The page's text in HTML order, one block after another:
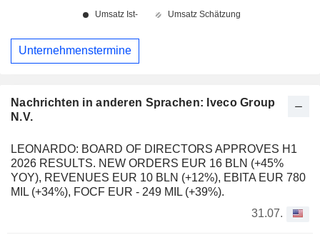
Nachrichten in anderen Sprachen: Iveco Group
N.V.
LEONARDO: BOARD OF DIRECTORS APPROVES H1
2026 RESULTS. NEW ORDERS EUR 16 BLN (+45%
YOY), REVENUES EUR 10 BLN (+12%), EBITA EUR 780
MIL (+34%), FOCF EUR - 249 MIL (+39%).
31.07.
Unternehmenstermine